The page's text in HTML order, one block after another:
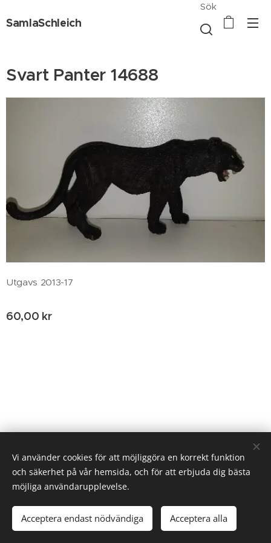
SamlaSchleich
Sök
Svart Panter 14688
Utgavs 2013-17
60,00 kr
Lägg i kundvagnen
© 2020 Birgitta Helm, Broestorp 1175, 289 93 Broby
Cookies
Vi använder cookies för att möjliggöra en korrekt funktion
och säkerhet på vår hemsida, och för att erbjuda dig bästa
möjliga användarupplevelse.
Acceptera endast nödvändiga Acceptera alla